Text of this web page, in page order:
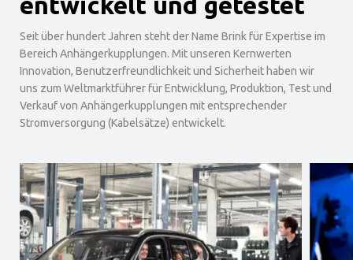
Seit über hundert Jahren steht der Name Brink für Expertise im
Bereich Anhängerkupplungen. Mit unseren Kernwerten
Innovation, Benutzerfreundlichkeit und Sicherheit haben wir
uns zum Weltmarktführer für Entwicklung, Produktion, Test und
Verkauf von Anhängerkupplungen mit entsprechender
Stromversorgung (Kabelsätze) entwickelt.